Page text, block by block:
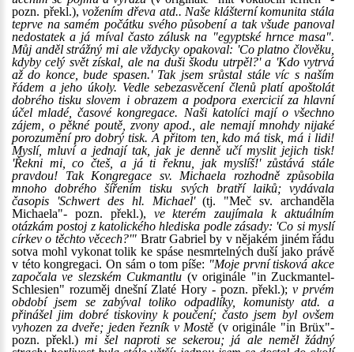
pozn. překl.),vožením dřeva atd.. Naše klášterní komunita stála
teprve na samém počátku svého působení a tak všude panoval
nedostatek a já míval často zálusk na "egyptské hrnce masa".
Můj anděl strážný mi ale vždycky opakoval: 'Co platno člověku,
kdyby celý svět získal, ale na duši škodu utrpěl?' a 'Kdo vytrvá
až do konce, bude spasen.' Tak jsem srůstal stále víc s naším
řádem a jeho úkoly. Vedle sebezasvěcení členů platí apoštolát
dobrého tisku slovem i obrazem a podpora exercicií za hlavní
účel mladé, časové kongregace. Naši katolíci mají o všechno
zájem, o pěkné poutě, zvony apod., ale nemají mnohdy nijaké
porozumění pro dobrý tisk. A přitom ten, kdo má tisk, má i lidi!
Myslí, mluví a jednají tak, jak je denně učí myslit jejich tisk!
'Řekni mi, co čteš, a já ti řeknu, jak myslíš!' zůstává stále
pravdou! Tak Kongregace sv. Michaela rozhodně způsobila
mnoho dobrého šířením tisku svých bratří laiků; vydávala
časopis 'Schwert des hl. Michael'(tj. "Meč sv. archanděla
Michaela"- pozn. překl.), ve kterém zaujímala k aktuálním
otázkám postoj z katolického hlediska podle zásady: 'Co si myslí
církev o těchto věcech?'" Bratr Gabriel by v nějakém jiném řádu
sotva mohl vykonat tolik ke spáse nesmrtelných duší jako právě
v této kongregaci. On sám o tom píše: "Moje první tisková akce
započala ve slezském Cukmantlu (v originále "in Zuckmantel-
Schlesien" rozuměj dnešní Zlaté Hory - pozn. překl.);v prvém
období jsem se zabýval toliko odpadlíky, komunisty atd. a
přinášel jim dobré tiskoviny k poučení; často jsem byl ovšem
vyhozen za dveře; jeden řezník v Mostě (v originále "in Brüx"-
pozn. překl.)mi šel naproti se sekerou; já ale neměl žádný